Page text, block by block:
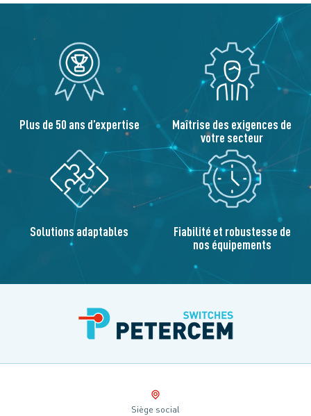
Plus de 50 ans d’expertise Maîtrise des exigences de
votre secteur
Solutions adaptables Fiabilité et robustesse de
nos équipements
Siège social